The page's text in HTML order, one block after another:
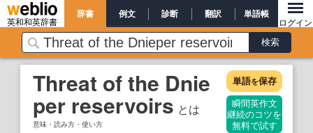
英和和英辞書
辞書 例文 診断 翻訳 単語帳
ログイン
Threat of the Dnie
per reservoirs とは
意味・読み方・使い方
単語を保存
瞬間英作文
継続のコツを
無料で試す